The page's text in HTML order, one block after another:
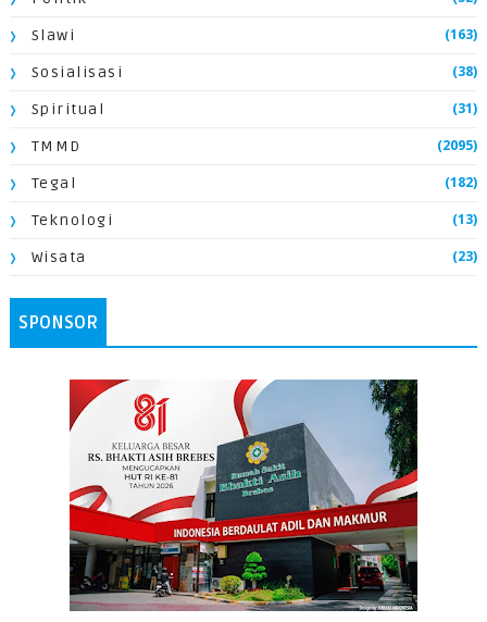
Slawi (163)
Sosialisasi (38)
Spiritual (31)
TMMD (2095)
Tegal (182)
Teknologi (13)
Wisata (23)
SPONSOR